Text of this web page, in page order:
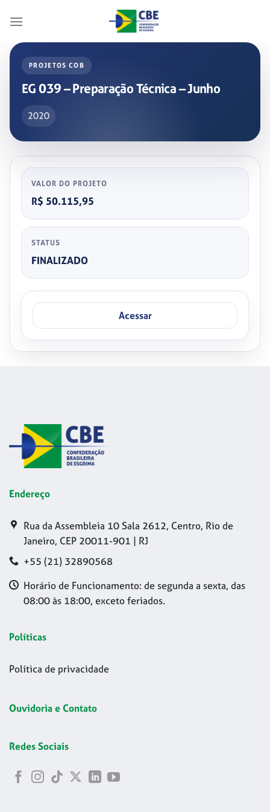
PROJETOS COB
EG 039 – Preparação Técnica – Junho
2020
VALOR DO PROJETO
R$ 50.115,95
STATUS
FINALIZADO
Acessar
Endereço
Rua da Assembleia 10 Sala 2612, Centro, Rio de
Janeiro, CEP 20011-901 | RJ
+55 (21) 32890568
Horário de Funcionamento: de segunda a sexta, das
08:00 às 18:00, exceto feriados.
Políticas
Política de privacidade
Ouvidoria e Contato
Redes Sociais